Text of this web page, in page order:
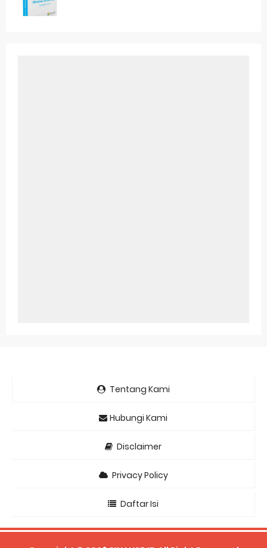
Tentang Kami
Hubungi Kami
Disclaimer
Privacy Policy
Daftar Isi